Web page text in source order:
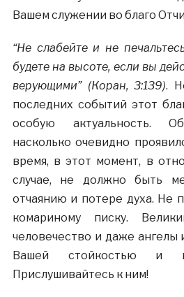
Вашем служении во благо
“Не слабейте и не
будете на высоте, если вы
верующими” (Коран, 3:139).
последних событий этот
особую актуальность.
насколько очевидно
время, в этот момент, в
случае, не должно быть
отчаянию и потере духа. Не
комариному писку.
человечество и даже
Вашей стойкостью и
Прислушивайтесь к ним!